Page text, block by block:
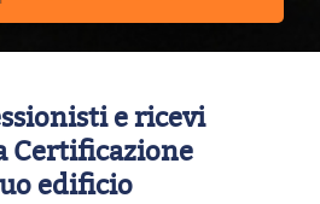
e ricevi
Certificazione
edificio